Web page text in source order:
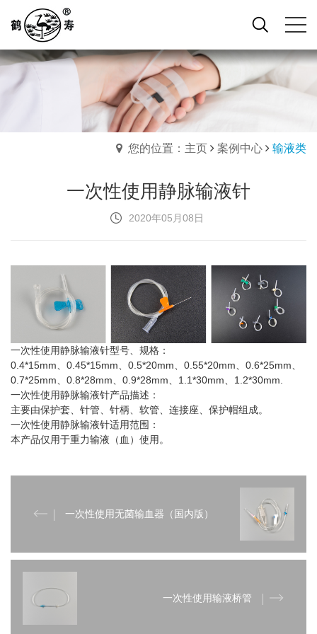
您的位置：主页 案例中心 输液类
一次性使用静脉输液针
2020年05月08日
一次性使用静脉输液针型号、规格：
0.4*15mm、0.45*15mm、0.5*20mm、0.55*20mm、0.6*25mm、
0.7*25mm、0.8*28mm、0.9*28mm、1.1*30mm、1.2*30mm.
一次性使用静脉输液针产品描述：
主要由保护套、针管、针柄、软管、连接座、保护帽组成。
一次性使用静脉输液针适用范围：
本产品仅用于重力输液（血）使用。
一次性使用无菌输血器（国内版）
一次性使用输液桥管